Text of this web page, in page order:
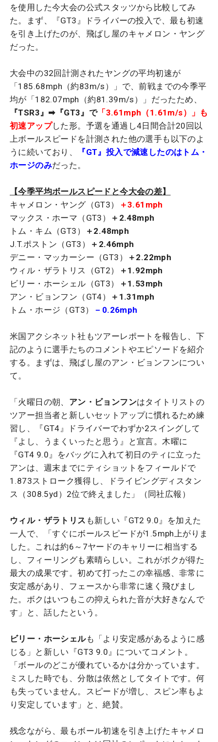
を使用した今大会の公式スタッツから比較してみ
た。まず、『GT3』ドライバーの投入で、最も初速
を引き上げたのが、飛ばし屋のキャメロン・ヤング
だった。
大会中の32回計測されたヤングの平均初速が
「185.68mph（約83m/s）」で、前戦までの今季平
均が「182.07mph（約81.39m/s）」だったため、
『TSR3』➡『GT3』で「3.61mph（1.61m/s）」も
初速アップした形。予選を通過し4日間合計20回以
上ボールスピードを計測された他の選手も以下のよ
うに続いており、
『GT』投入で減速したのはトム・
ホージのみだった。
【今季平均ボールスピードと今大会の差】
キャメロン・ヤング（GT3）
＋3.61mph
マックス・ホーマ（GT3）
＋2.48mph
トム・キム（GT3）
＋2.48mph
J.T.ポストン（GT3）
＋2.46mph
デニー・マッカーシー（GT3）
＋2.22mph
ウィル・ザラトリス（GT2）
＋1.92mph
ビリー・ホーシェル（GT3）
＋1.53mph
アン・ビョンフン（GT4）
＋1.31mph
トム・ホージ（GT3）
－0.26mph
米国アクシネット社もツアーレポートを報告し、下
記のように選手たちのコメントやエピソードを紹介
する。まずは、飛ばし屋のアン・ビョンフンについ
て。
「火曜日の朝、 アン・ビョンフンはタイトリストの
ツアー担当者と新しいセットアップに慣れるため練
習し、『GT4』ドライバーでわずか2スイングして
『よし、うまくいったと思う』と宣言。木曜に
『GT4 9.0』をバッグに入れて初日のティに立った
アンは、週末までにティショットをフィールドで
1.873ストローク獲得し、ドライビングディスタン
ス（308.5yd）2位で終えました」（同社広報）
ウィル・ザラトリス も新しい『GT2 9.0』を加えた
一人で、「すぐにボールスピードが1.5mph上がりま
した。これは約6～7ヤードのキャリーに相当する
し、フィーリングも素晴らしい。これがボクが得た
最大の成果です。初めて打ったこの幸福感、非常に
安定感があり、フェースから非常に速く飛びまし
た。ボクはいつもこの抑えられた音が大好きなんで
す」と、話したという。
ビリー・ホーシェルも「より安定感があるように感
じる」と新しい『GT3 9.0』についてコメント。
「ボールのどこが優れているかは分かっています。
ミスした時でも、分散は依然としてタイトです。何
も失っていません。スピードが増し、スピン率もよ
り安定しています」と、絶賛。
残念ながら、最もボール初速を引き上げたキャメロ